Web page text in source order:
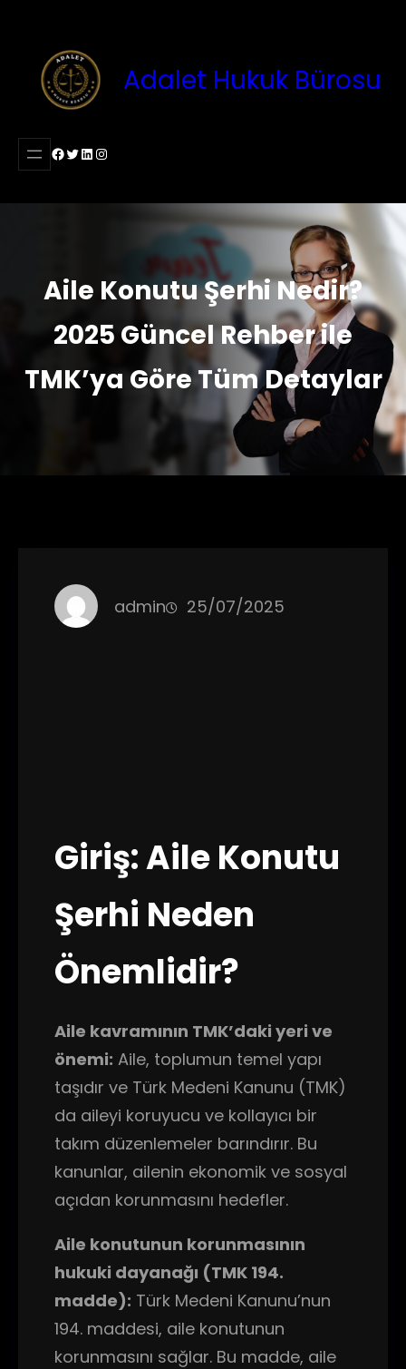
Adalet Hukuk Bürosu
Facebook
Twitter
LinkedIn
Instagram
Aile Konutu Şerhi Nedir?
2025 Güncel Rehber ile
TMK’ya Göre Tüm Detaylar
admin 25/07/2025
Giriş: Aile Konutu
Şerhi Neden
Önemlidir?
Aile kavramının TMK’daki yeri ve
önemi: Aile, toplumun temel yapı
taşıdır ve Türk Medeni Kanunu (TMK)
da aileyi koruyucu ve kollayıcı bir
takım düzenlemeler barındırır. Bu
kanunlar, ailenin ekonomik ve sosyal
açıdan korunmasını hedefler.
Aile konutunun korunmasının
hukuki dayanağı (TMK 194.
madde): Türk Medeni Kanunu’nun
194. maddesi, aile konutunun
korunmasını sağlar. Bu madde, aile